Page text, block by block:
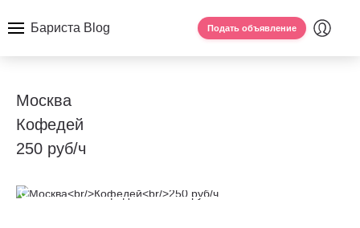
Бариста Blog Подать объявление
Москва
Кофедей
250 руб/ч